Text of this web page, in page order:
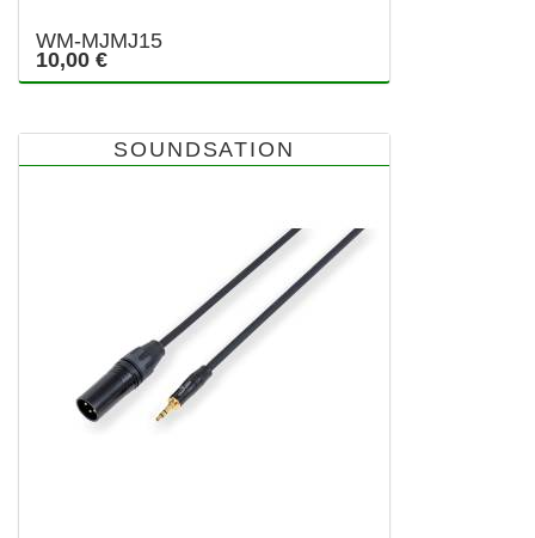
WM-MJMJ15
10,00 €
SOUNDSATION